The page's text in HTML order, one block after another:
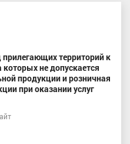
территорий к
не допускается
продукции и розничная
при оказании услуг